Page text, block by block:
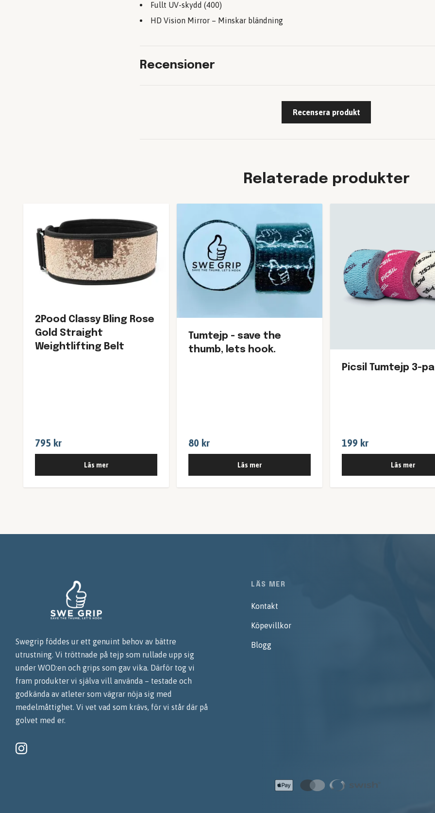
Fullt UV-skydd (400)
HD Vision Mirror – Minskar bländning
Recensioner
Recensera produkt
Relaterade produkter
2Pood Classy Bling Rose
Gold Straight
Weightlifting Belt
795 kr
Läs mer
Tumtejp - save the
thumb, lets hook.
80 kr
Läs mer
Picsil Tumtejp 3-
199 kr
Läs mer
Swegrip föddes ur ett genuint behov av bättre
utrustning. Vi tröttnade på tejp som rullade upp sig
under WOD:en och grips som gav vika. Därför tog vi
fram produkter vi själva vill använda – testade och
godkända av atleter som vägrar nöja sig med
medelmåttighet. Vi vet vad som krävs, för vi står där på
golvet med er.
LÄS MER
Kontakt
Köpevillkor
Blogg